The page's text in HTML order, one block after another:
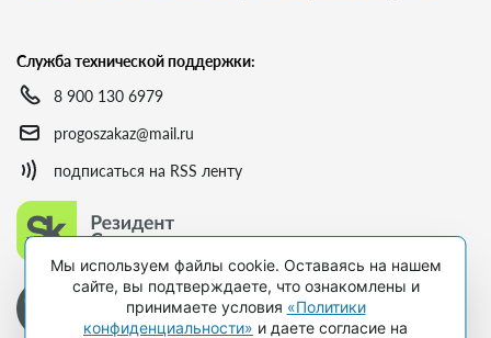
Служба технической поддержки:
8 900 130 6979
progoszakaz@mail.ru
подписаться на RSS ленту
Мы используем файлы cookie. Оставаясь на нашем
сайте, вы подтверждаете, что ознакомлены и
принимаете условия «Политики
конфиденциальности» и даете согласие на